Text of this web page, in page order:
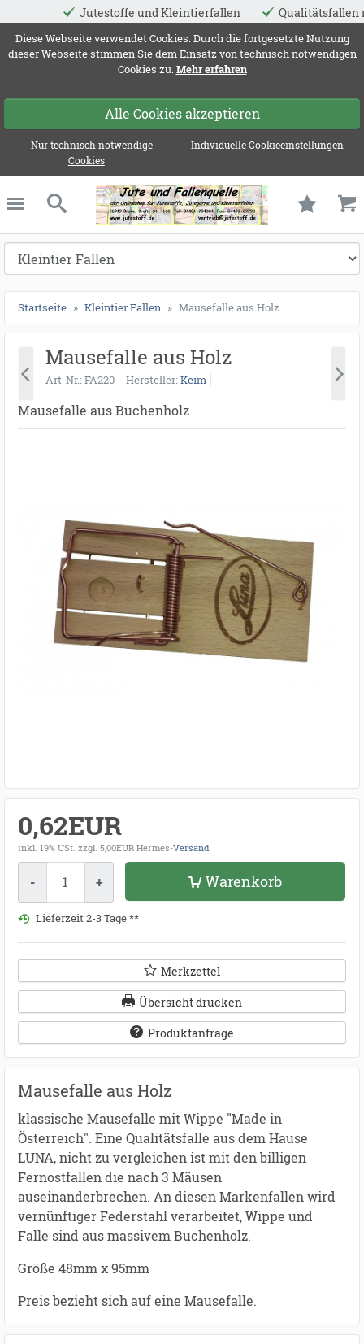
und Kleintierfallen Qualitätsfallen made in EU
Diese Webseite verwendet Cookies. Durch die fortgesetzte Nutzung
dieser Webseite stimmen Sie dem Einsatz von technisch notwendigen
Cookies zu. Mehr erfahren
Alle Cookies akzeptieren
Nur technisch notwendige
Cookies
Individuelle Cookieeinstellungen
Jute und
schließen
Suche
Startseite Kleintier Fallen Mausefalle aus Holz
Mausefalle aus Holz
Art-Nr. FA220 Hersteller Keim
Mausefalle aus Buchenholz
0,62EUR
inkl. 19% USt. zzgl. 5,00EUR Hermes-Versand
- + Warenkorb
Lieferzeit 2-3 Tage **
Merkzettel
Übersicht drucken
Produktanfrage
Mausefalle aus Holz
klassische Mausefalle mit Wippe "Made in
Österreich". Eine Qualitätsfalle aus dem Hause
LUNA, nicht zu vergleichen ist mit den billigen
Fernostfallen die nach 3 Mäusen
auseinanderbrechen. An diesen Markenfallen wird
vernünftiger Federstahl verarbeitet, Wippe und
Falle sind aus massivem Buchenholz.
Größe 48mm x 95mm
Preis bezieht sich auf eine Mausefalle.